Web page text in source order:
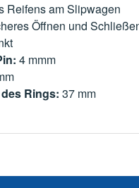
Reifens am Slipwagen
Öffnen und
4 mmm
Rings: 37 mm